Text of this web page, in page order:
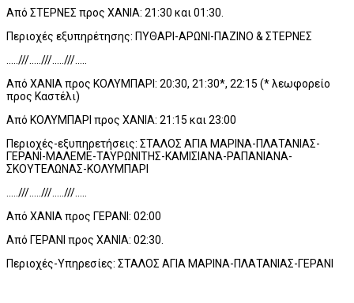
Από ΣΤΕΡΝΕΣ προς ΧΑΝΙΑ: 21:30 και 01:30.
Περιοχές εξυπηρέτησης: ΠΥΘΑΡΙ-ΑΡΩΝΙ-ΠΑΖΙΝΟ & ΣΤΕΡΝΕΣ
..…///…..///..…///…..
Από ΧΑΝΙΑ προς ΚΟΛΥΜΠΑΡΙ: 20:30, 21:30*, 22:15 (* λεωφορείο
προς Καστέλι)
Από ΚΟΛΥΜΠΑΡΙ προς ΧΑΝΙΑ: 21:15 και 23:00
Περιοχές-εξυπηρετήσεις: ΣΤΑΛΟΣ ΑΓΙΑ ΜΑΡΙΝΑ-ΠΛΑΤΑΝΙΑΣ-
ΓΕΡΑΝΙ-ΜΑΛΕΜΕ-ΤΑΥΡΩΝΙΤΗΣ-ΚΑΜΙΣΙΑΝΑ-ΡΑΠΑΝΙΑΝΑ-
ΣΚΟΥΤΕΛΩΝΑΣ-ΚΟΛΥΜΠΑΡΙ
..…///…..///..…///…..
Από ΧΑΝΙΑ προς ΓΕΡΑΝΙ: 02:00
Από ΓΕΡΑΝΙ προς ΧΑΝΙΑ: 02:30.
Περιοχές-Υπηρεσίες: ΣΤΑΛΟΣ ΑΓΙΑ ΜΑΡΙΝΑ-ΠΛΑΤΑΝΙΑΣ-ΓΕΡΑΝΙ